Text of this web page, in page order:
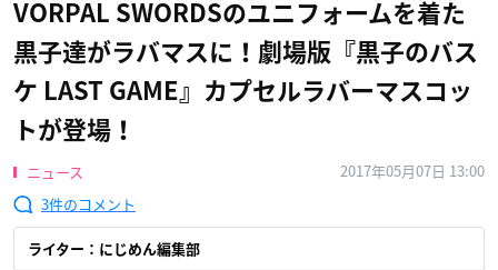
VORPAL SWORDSのユニフォームを着た
黒子達がラバマスに！劇場版『黒子のバス
ケ LAST GAME』カプセルラバーマスコッ
トが登場！
ニュース
2017年05月07日 13:00
3
ライター：にじめん編集部